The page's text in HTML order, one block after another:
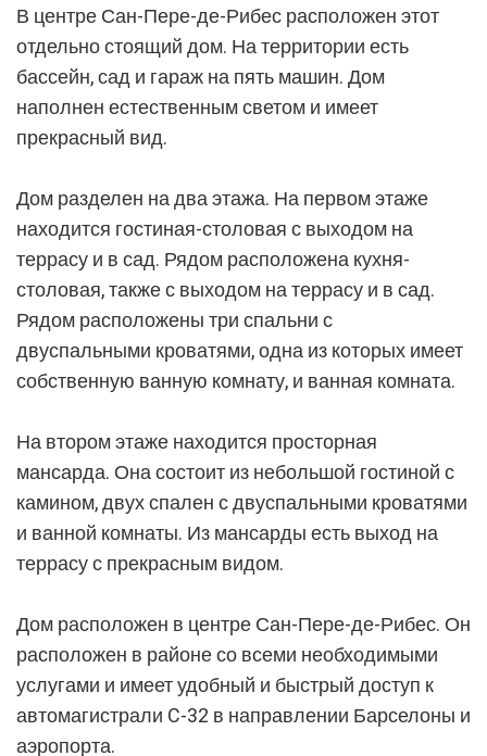
В центре Сан-Пере-де-Рибес расположен этот
отдельно стоящий дом. На территории есть
бассейн, сад и гараж на пять машин. Дом
наполнен естественным светом и имеет
прекрасный вид.
Дом разделен на два этажа. На первом этаже
находится гостиная-столовая с выходом на
террасу и в сад. Рядом расположена кухня-
столовая, также с выходом на террасу и в сад.
Рядом расположены три спальни с
двуспальными кроватями, одна из которых имеет
собственную ванную комнату, и ванная комната.
На втором этаже находится просторная
мансарда. Она состоит из небольшой гостиной с
камином, двух спален с двуспальными кроватями
и ванной комнаты. Из мансарды есть выход на
террасу с прекрасным видом.
Дом расположен в центре Сан-Пере-де-Рибес. Он
расположен в районе со всеми необходимыми
услугами и имеет удобный и быстрый доступ к
автомагистрали C-32 в направлении Барселоны и
аэропорта.